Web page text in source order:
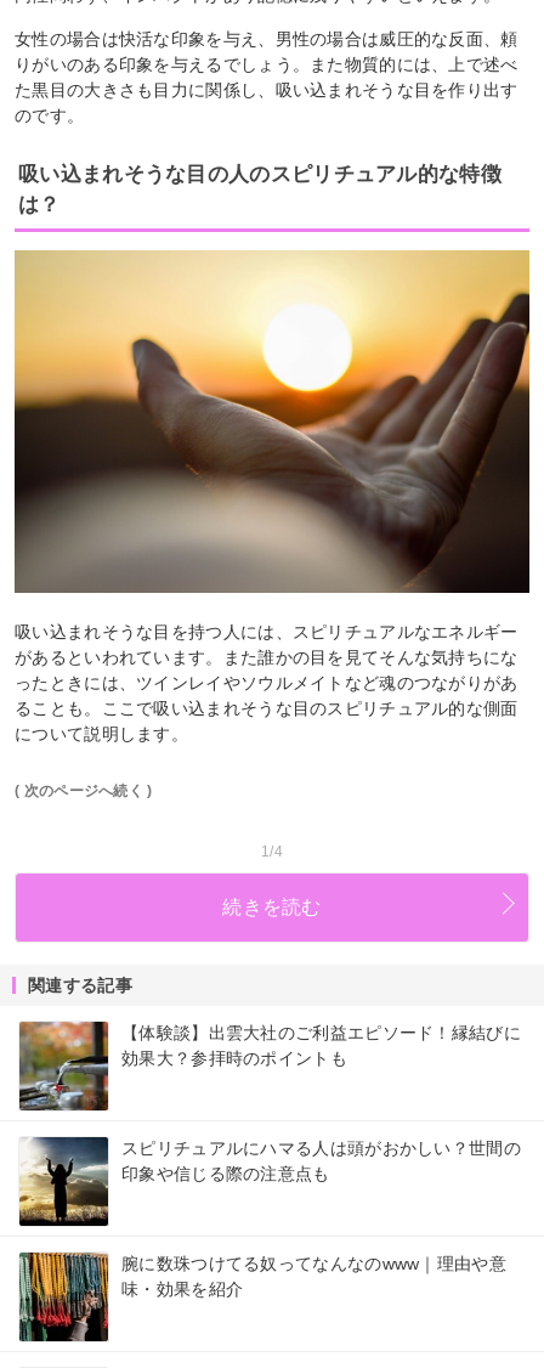
女性の場合は快活な印象を与え、男性の場合は威圧的な反面、頼
りがいのある印象を与えるでしょう。また物質的には、上で述べ
た黒目の大きさも目力に関係し、吸い込まれそうな目を作り出す
のです。
吸い込まれそうな目の人のスピリチュアル的な特徴
は？
吸い込まれそうな目を持つ人には、スピリチュアルなエネルギー
があるといわれています。また誰かの目を見てそんな気持ちにな
ったときには、ツインレイやソウルメイトなど魂のつながりがあ
ることも。ここで吸い込まれそうな目のスピリチュアル的な側面
について説明します。
( 次のページへ続く )
1/4
続きを読む
関連する記事
【体験談】出雲大社のご利益エピソード！縁結びに
効果大？参拝時のポイントも
スピリチュアルにハマる人は頭がおかしい？世間の
印象や信じる際の注意点も
腕に数珠つけてる奴ってなんなのwww｜理由や意
味・効果を紹介